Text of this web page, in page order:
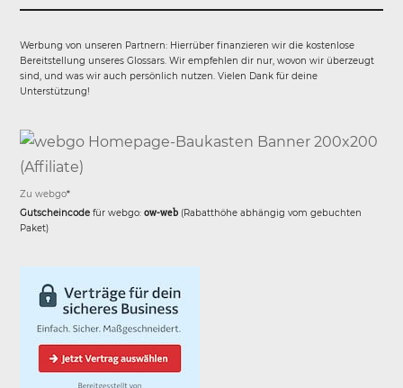
Werbung von unseren Partnern: Hierrüber finanzieren wir die kostenlose
Bereitstellung unseres Glossars. Wir empfehlen dir nur, wovon wir überzeugt
sind, und was wir auch persönlich nutzen. Vielen Dank für deine
Unterstützung!
Zu webgo*
Gutscheincode für webgo:ow-web (Rabatthöhe abhängig vom gebuchten
Paket)